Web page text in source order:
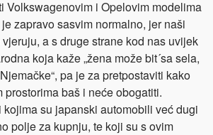
Volkswagenovim i Opelovim modelima
zapravo sasvim normalno, jer naši
a s druge strane kod nas uvijek
koja kaže „žena može bit´sa sela,
pa je za pretpostaviti kako
prostorima baš i neće obogatiti.
su japanski automobili već dugi
polje za kupnju, te koji su s ovim